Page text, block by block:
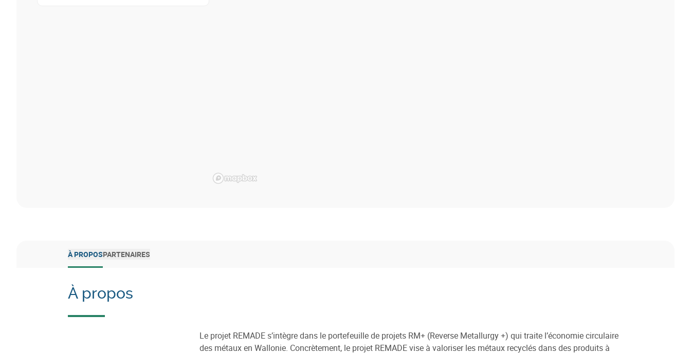
À PROPOSPARTENAIRES
À propos
Le projet REMADE s’intègre dans le portefeuille de projets RM+ (Reverse Metallurgy +) qui traite l’économie circulaire
des métaux en Wallonie. Concrètement, le projet REMADE vise à valoriser les métaux recyclés dans des produits à